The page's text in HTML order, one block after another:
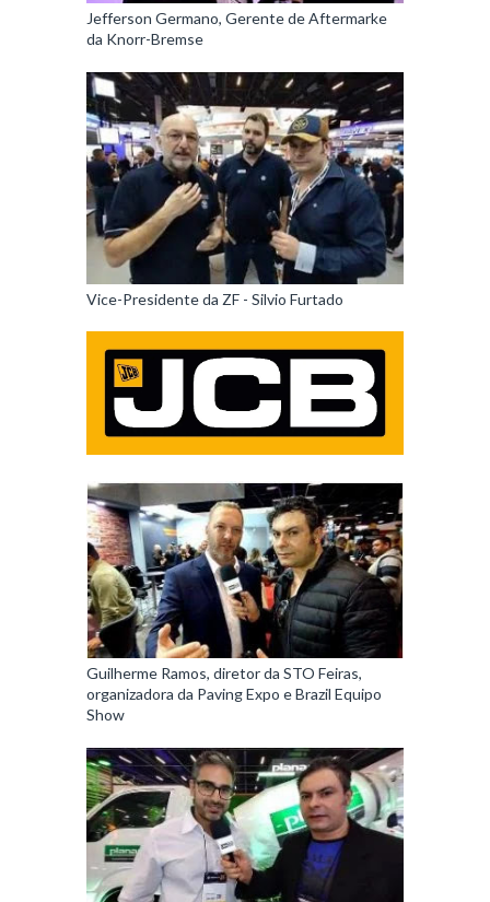
Jefferson Germano, Gerente de Aftermarke
da Knorr-Bremse
Vice-Presidente da ZF - Silvio Furtado
Guilherme Ramos, diretor da STO Feiras,
organizadora da Paving Expo e Brazil Equipo
Show